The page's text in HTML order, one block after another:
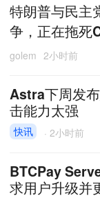
特朗普与民主
争，正在拖死
golem 2小时前
Astra下周发
击能力太强
快讯 · 2小时前
BTCPay
求用户升级并